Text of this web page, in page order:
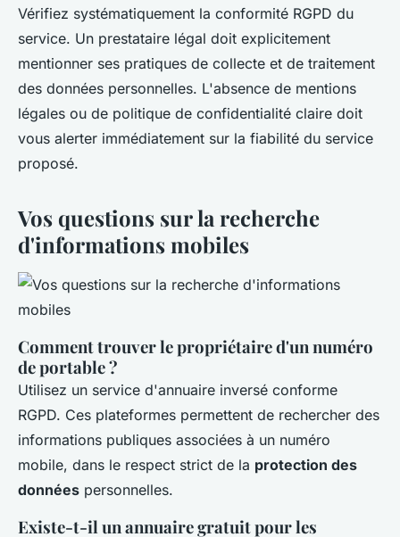
Vérifiez systématiquement la conformité RGPD du
service. Un prestataire légal doit explicitement
mentionner ses pratiques de collecte et de traitement
des données personnelles. L'absence de mentions
légales ou de politique de confidentialité claire doit
vous alerter immédiatement sur la fiabilité du service
proposé.
Vos questions sur la recherche
d'informations mobiles
Comment trouver le propriétaire d'un numéro
de portable ?
Utilisez un service d'annuaire inversé conforme
RGPD. Ces plateformes permettent de rechercher des
informations publiques associées à un numéro
mobile, dans le respect strict de la protection des
données personnelles.
Existe-t-il un annuaire gratuit pour les